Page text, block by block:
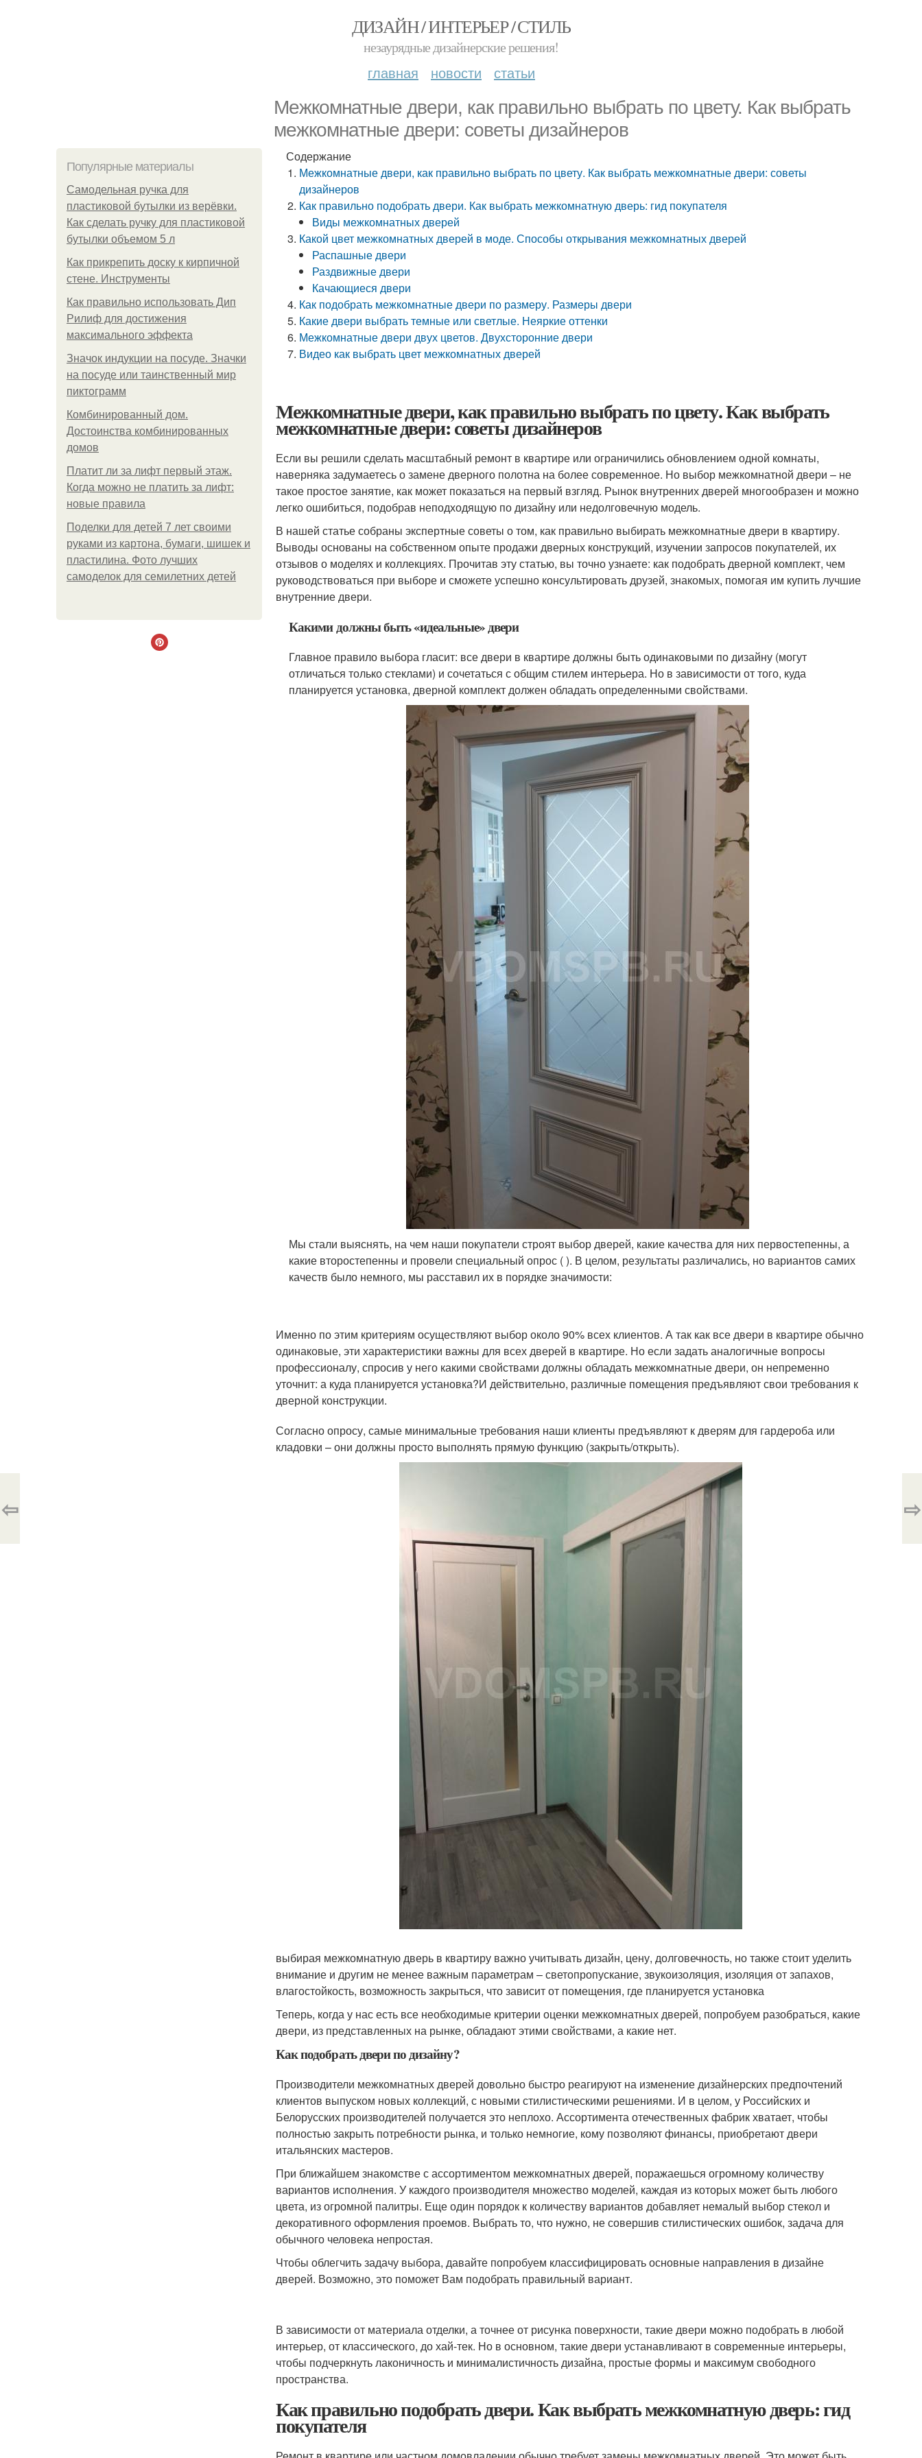
ДИЗАЙН / ИНТЕРЬЕР / СТИЛЬ
незаурядные дизайнерские решения!
главная новости статьи
Межкомнатные двери, как правильно выбрать по цвету. Как выбрать
межкомнатные двери: советы дизайнеров
Популярные материалы
Самодельная ручка для
пластиковой бутылки из верёвки.
Как сделать ручку для пластиковой
бутылки объемом 5 л
Как прикрепить доску к кирпичной
стене. Инструменты
Как правильно использовать Дип
Рилиф для достижения
максимального эффекта
Значок индукции на посуде. Значки
на посуде или таинственный мир
пиктограмм
Комбинированный дом.
Достоинства комбинированных
домов
Платит ли за лифт первый этаж.
Когда можно не платить за лифт:
новые правила
Поделки для детей 7 лет своими
руками из картона, бумаги, шишек и
пластилина. Фото лучших
самоделок для семилетних детей
Содержание
Межкомнатные двери, как правильно выбрать по цвету. Как выбрать межкомнатные двери: советы
дизайнеров
Как правильно подобрать двери. Как выбрать межкомнатную дверь: гид покупателя
Виды межкомнатных дверей
Какой цвет межкомнатных дверей в моде. Способы открывания межкомнатных дверей
Распашные двери
Раздвижные двери
Качающиеся двери
Как подобрать межкомнатные двери по размеру. Размеры двери
Какие двери выбрать темные или светлые. Неяркие оттенки
Межкомнатные двери двух цветов. Двухсторонние двери
Видео как выбрать цвет межкомнатных дверей
Межкомнатные двери, как правильно выбрать по цвету. Как выбрать
межкомнатные двери: советы дизайнеров
Если вы решили сделать масштабный ремонт в квартире или ограничились обновлением одной комнаты,
наверняка задумаетесь о замене дверного полотна на более современное. Но выбор межкомнатной двери – не
такое простое занятие, как может показаться на первый взгляд. Рынок внутренних дверей многообразен и можно
легко ошибиться, подобрав неподходящую по дизайну или недолговечную модель.
В нашей статье собраны экспертные советы о том, как правильно выбирать межкомнатные двери в квартиру.
Выводы основаны на собственном опыте продажи дверных конструкций, изучении запросов покупателей, их
отзывов о моделях и коллекциях. Прочитав эту статью, вы точно узнаете: как подобрать дверной комплект, чем
руководствоваться при выборе и сможете успешно консультировать друзей, знакомых, помогая им купить лучшие
внутренние двери.
Какими должны быть «идеальные» двери
Главное правило выбора гласит: все двери в квартире должны быть одинаковыми по дизайну (могут
отличаться только стеклами) и сочетаться с общим стилем интерьера. Но в зависимости от того, куда
планируется установка, дверной комплект должен обладать определенными свойствами.
Мы стали выяснять, на чем наши покупатели строят выбор дверей, какие качества для них первостепенны, а
какие второстепенны и провели специальный опрос ( ). В целом, результаты различались, но вариантов самих
качеств было немного, мы расставил их в порядке значимости:
Именно по этим критериям осуществляют выбор около 90% всех клиентов. А так как все двери в квартире обычно
одинаковые, эти характеристики важны для всех дверей в квартире. Но если задать аналогичные вопросы
профессионалу, спросив у него какими свойствами должны обладать межкомнатные двери, он непременно
уточнит: а куда планируется установка?И действительно, различные помещения предъявляют свои требования к
дверной конструкции.
Согласно опросу, самые минимальные требования наши клиенты предъявляют к дверям для гардероба или
кладовки – они должны просто выполнять прямую функцию (закрыть/открыть).
выбирая межкомнатную дверь в квартиру важно учитывать дизайн, цену, долговечность, но также стоит уделить
внимание и другим не менее важным параметрам – светопропускание, звукоизоляция, изоляция от запахов,
влагостойкость, возможность закрыться, что зависит от помещения, где планируется установка
Теперь, когда у нас есть все необходимые критерии оценки межкомнатных дверей, попробуем разобраться, какие
двери, из представленных на рынке, обладают этими свойствами, а какие нет.
Как подобрать двери по дизайну?
Производители межкомнатных дверей довольно быстро реагируют на изменение дизайнерских предпочтений
клиентов выпуском новых коллекций, с новыми стилистическими решениями. И в целом, у Российских и
Белорусских производителей получается это неплохо. Ассортимента отечественных фабрик хватает, чтобы
полностью закрыть потребности рынка, и только немногие, кому позволяют финансы, приобретают двери
итальянских мастеров.
При ближайшем знакомстве с ассортиментом межкомнатных дверей, поражаешься огромному количеству
вариантов исполнения. У каждого производителя множество моделей, каждая из которых может быть любого
цвета, из огромной палитры. Еще один порядок к количеству вариантов добавляет немалый выбор стекол и
декоративного оформления проемов. Выбрать то, что нужно, не совершив стилистических ошибок, задача для
обычного человека непростая.
Чтобы облегчить задачу выбора, давайте попробуем классифицировать основные направления в дизайне
дверей. Возможно, это поможет Вам подобрать правильный вариант.
В зависимости от материала отделки, а точнее от рисунка поверхности, такие двери можно подобрать в любой
интерьер, от классического, до хай-тек. Но в основном, такие двери устанавливают в современные интерьеры,
чтобы подчеркнуть лаконичность и минималистичность дизайна, простые формы и максимум свободного
пространства.
Как правильно подобрать двери. Как выбрать межкомнатную дверь: гид
покупателя
⇦ ⇨